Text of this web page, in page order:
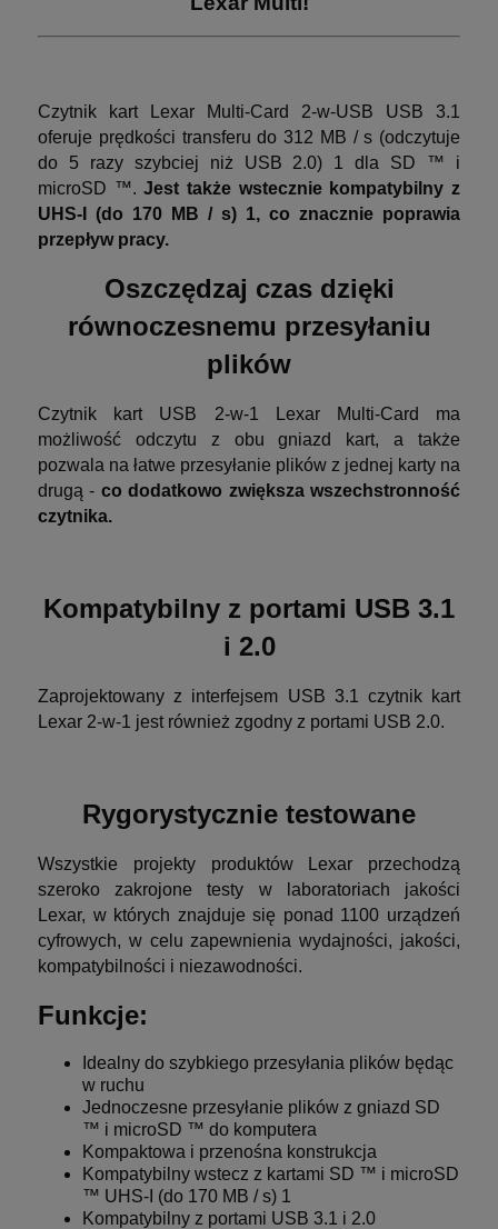
Czytnik kart Lexar Multi-Card 2-w-USB USB 3.1
oferuje prędkości transferu do 312 MB / s (odczytuje
do 5 razy szybciej niż USB 2.0) 1 dla SD ™ i
microSD ™.Jest także wstecznie kompatybilny z
UHS-I (do 170 MB / s) 1, co znacznie poprawia
przepływ pracy.
Oszczędzaj czas dzięki
równoczesnemu przesyłaniu
plików
Czytnik kart USB 2-w-1 Lexar Multi-Card ma
możliwość odczytu z obu gniazd kart, a także
pozwala na łatwe przesyłanie plików z jednej karty na
drugą - co dodatkowo zwiększa wszechstronność
czytnika.
Kompatybilny z portami USB 3.1
i 2.0
Zaprojektowany z interfejsem USB 3.1 czytnik kart
Lexar 2-w-1 jest również zgodny z portami USB 2.0.
Rygorystycznie testowane
Wszystkie projekty produktów Lexar przechodzą
szeroko zakrojone testy w laboratoriach jakości
Lexar, w których znajduje się ponad 1100 urządzeń
cyfrowych, w celu zapewnienia wydajności, jakości,
kompatybilności i niezawodności.
Funkcje:
Idealny do szybkiego przesyłania plików będąc
w ruchu
Jednoczesne przesyłanie plików z gniazd SD
™ i microSD ™ do komputera
Kompaktowa i przenośna konstrukcja
Kompatybilny wstecz z kartami SD ™ i microSD
™ UHS-I (do 170 MB / s) 1
Kompatybilny z portami USB 3.1 i 2.0